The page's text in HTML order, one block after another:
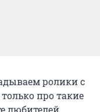
ролики с
про такие
любителей